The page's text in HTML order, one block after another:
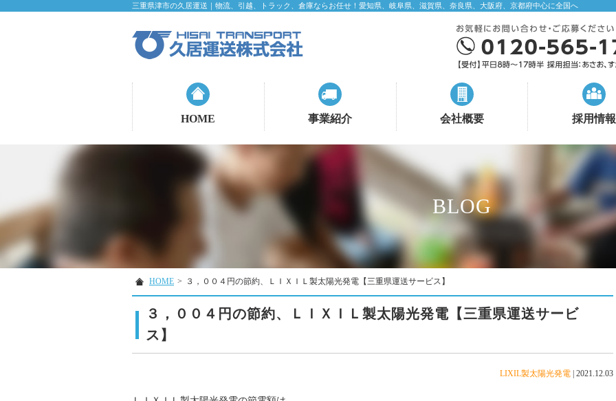
三重県津市の久居運送｜物流、引越、トラック、倉庫ならお任せ！愛知県、岐阜県、滋賀県、奈良県、大阪府、京都府中心に全国へ
HOME 事業紹介 会社概要 採用情報
BLOG
HOME > ３，００４円の節約、ＬＩＸＩＬ製太陽光発電【三重県運送サービス】
３，００４円の節約、ＬＩＸＩＬ製太陽光発電【三重県運送サービ
ス】
LIXIL製太陽光発電 2021.12.03